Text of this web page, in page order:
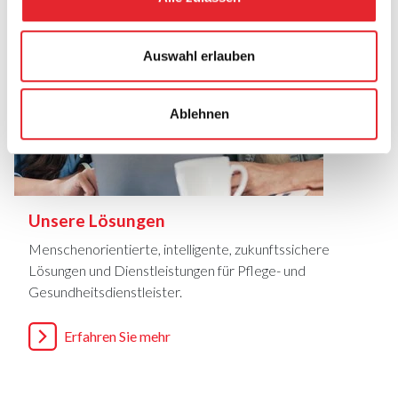
Auswahl erlauben
Ablehnen
Unsere Lösungen
Menschenorientierte, intelligente, zukunftssichere
Lösungen und Dienstleistungen für Pflege- und
Gesundheitsdienstleister.
Erfahren Sie mehr